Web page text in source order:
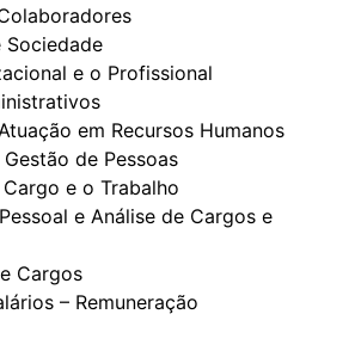
Sociedade
e o Profissional
em Recursos Humanos
de Pessoas
e o Trabalho
e Análise de Cargos e
Cargos
– Remuneração